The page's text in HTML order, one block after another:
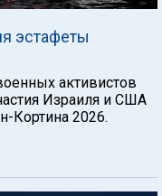
эстафеты
активистов
Израиля и США
Кортина 2026.